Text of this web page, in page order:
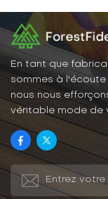
En tant que
sommes à
nous nous
véritable mode de